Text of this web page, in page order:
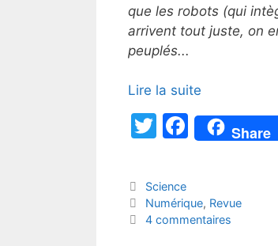
que les robots (qui
arrivent tout juste, on
peuplés...
Lire la suite
T
itt
er
F
a
e
b
Share
Catégories
Science
Étiquettes
Numérique, Revue
4 commentaires